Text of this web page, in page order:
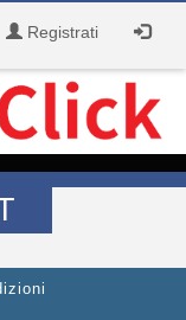
Registrati